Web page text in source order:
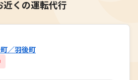
近くの運転代行
／羽後町